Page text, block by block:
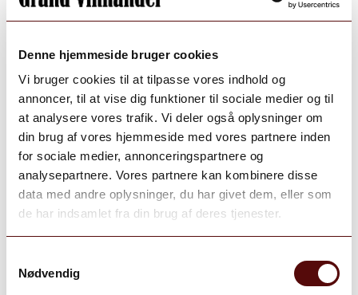
Denne hjemmeside bruger cookies
Vi bruger cookies til at tilpasse vores indhold og
annoncer, til at vise dig funktioner til sociale medier og til
at analysere vores trafik. Vi deler også oplysninger om
din brug af vores hjemmeside med vores partnere inden
for sociale medier, annonceringspartnere og
analysepartnere. Vores partnere kan kombinere disse
data med andre oplysninger, du har givet dem, eller som
de har indsamlet fra din brug af deres tjenester.
Nødvendig